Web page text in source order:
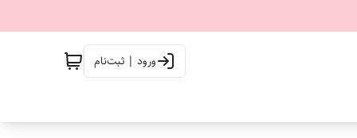
ورود | ثبت‌نام